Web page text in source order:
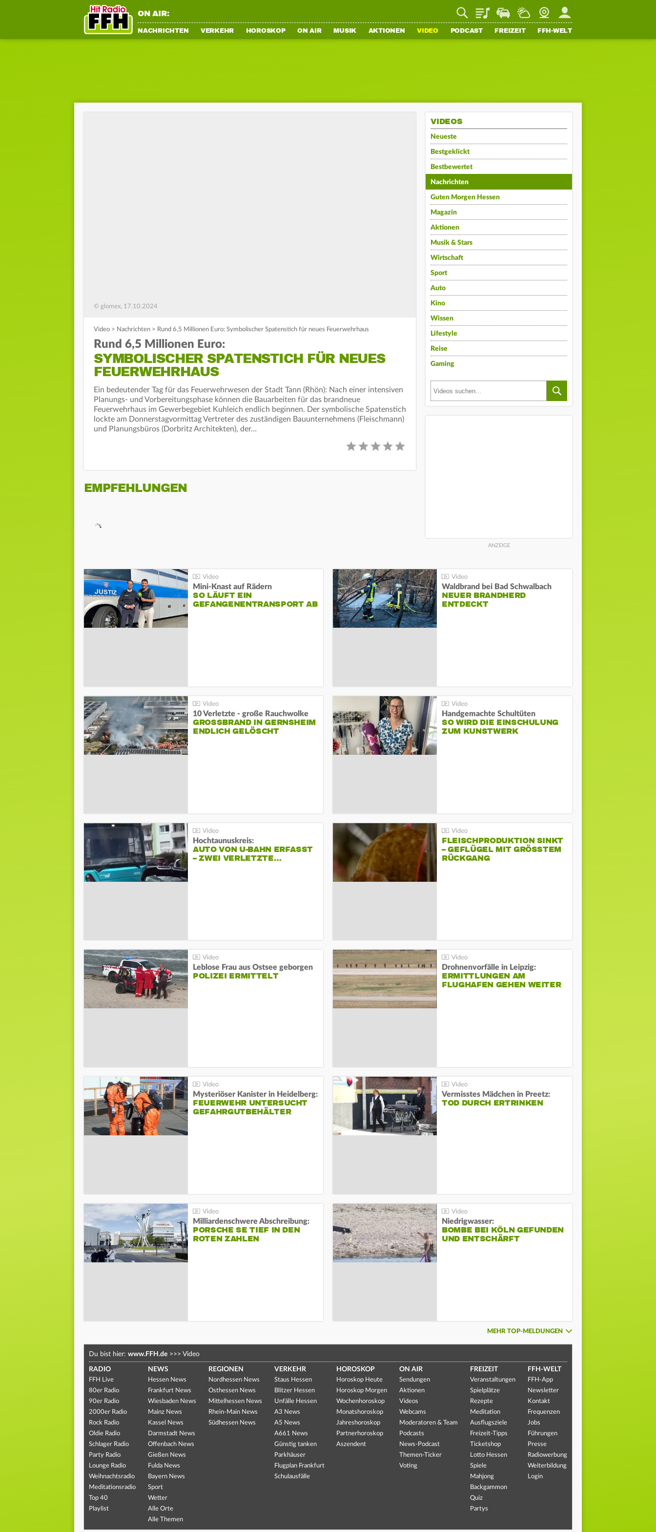
ON AIR: PlaylistStaupilotWetterWebcamMein FFH
NACHRICHTEN VERKEHR HOROSKOP ON AIR MUSIK AKTIONEN VIDEO PODCAST FREIZEIT FFH-WELT
© glomex, 17.10.2024
Video > Nachrichten > Rund 6,5 Millionen Euro: Symbolischer Spatenstich für neues Feuerwehrhaus
Rund 6,5 Millionen Euro:
SYMBOLISCHER SPATENSTICH FÜR NEUES
FEUERWEHRHAUS
Ein bedeutender Tag für das Feuerwehrwesen der Stadt Tann (Rhön): Nach einer intensiven
Planungs- und Vorbereitungsphase können die Bauarbeiten für das brandneue
Feuerwehrhaus im Gewerbegebiet Kuhleich endlich beginnen. Der symbolische Spatenstich
lockte am Donnerstagvormittag Vertreter des zuständigen Bauunternehmens (Fleischmann)
und Planungsbüros (Dorbritz Architekten), der…
EMPFEHLUNGEN
VIDEOS
Neueste
Bestgeklickt
Bestbewertet
Nachrichten
Guten Morgen Hessen
Magazin
Aktionen
Musik & Stars
Wirtschaft
Sport
Auto
Kino
Wissen
Lifestyle
Reise
Gaming
Mini-Knast auf Rädern
SO LÄUFT EIN
GEFANGENENTRANSPORT AB
Waldbrand bei Bad Schwalbach
NEUER BRANDHERD
ENTDECKT
10 Verletzte - große Rauchwolke
GROSSBRAND IN GERNSHEIM E
NDLICH GELÖSCHT
Handgemachte Schultüten
SO WIRD DIE EINSCHULUNG
ZUM KUNSTWERK
Hochtaunuskreis:
AUTO VON U-BAHN ERFASST
– ZWEI VERLETZTE…
FLEISCHPRODUKTION SINKT
– GEFLÜGEL MIT GRÖSSTEM R
ÜCKGANG
Leblose Frau aus Ostsee geborgen
POLIZEI ERMITTELT
Drohnenvorfälle in Leipzig:
ERMITTLUNGEN AM
FLUGHAFEN GEHEN WEITER
Mysteriöser Kanister in Heidelberg:
FEUERWEHR UNTERSUCHT
GEFAHRGUTBEHÄLTER
Vermisstes Mädchen in Preetz:
TOD DURCH ERTRINKEN
Milliardenschwere Abschreibung:
PORSCHE SE TIEF IN DEN
ROTEN ZAHLEN
Niedrigwasser:
BOMBE BEI KÖLN GEFUNDEN
UND ENTSCHÄRFT
MEHR TOP-MELDUNGEN
Du bist hier: www.FFH.de >>> Video
RADIO
FFH Live
80er Radio
90er Radio
2000er Radio
Rock Radio
Oldie Radio
Schlager Radio
Party Radio
Lounge Radio
Weihnachtsradio
Meditationsradio
Top 40
Playlist
NEWS
Hessen News
Frankfurt News
Wiesbaden News
Mainz News
Kassel News
Darmstadt News
Offenbach News
Gießen News
Fulda News
Bayern News
Sport
Wetter
Alle Orte
Alle Themen
REGIONEN
Nordhessen News
Osthessen News
Mittelhessen News
Rhein-Main News
Südhessen News
VERKEHR
Staus Hessen
Blitzer Hessen
Unfälle Hessen
A3 News
A5 News
A661 News
Günstig tanken
Parkhäuser
Flugplan Frankfurt
Schulausfälle
HOROSKOP
Horoskop Heute
Horoskop Morgen
Wochenhoroskop
Monatshoroskop
Jahreshoroskop
Partnerhoroskop
Aszendent
ON AIR
Sendungen
Aktionen
Videos
Webcams
Moderatoren & Team
Podcasts
News-Podcast
Themen-Ticker
Voting
FREIZEIT
Veranstaltungen
Spielplätze
Rezepte
Meditation
Ausflugsziele
Freizeit-Tipps
Ticketshop
Lotto Hessen
Spiele
Mahjong
Backgammon
Quiz
Partys
FFH-WELT
FFH-App
Newsletter
Kontakt
Frequenzen
Jobs
Führungen
Presse
Radiowerbung
Weiterbildung
Login